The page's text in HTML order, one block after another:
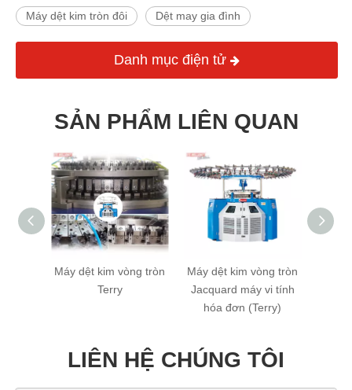
Máy dệt kim tròn đôi Dệt may gia đình
Danh mục điện tử
SẢN PHẨM LIÊN QUAN
Máy dệt kim vòng tròn
Terry
Máy dệt kim vòng tròn
Jacquard máy vi tính
hóa đơn (Terry)
LIÊN HỆ CHÚNG TÔI